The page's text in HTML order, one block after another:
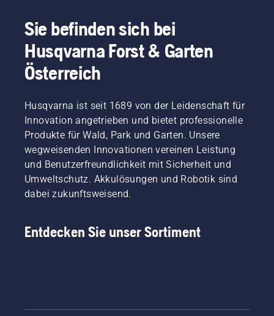
Sie befinden sich bei
Husqvarna Forst & Garten
Österreich
Husqvarna ist seit 1689 von der Leidenschaft für
Innovation angetrieben und bietet professionelle
Produkte für Wald, Park und Garten. Unsere
wegweisenden Innovationen vereinen Leistung
und Benutzerfreundlichkeit mit Sicherheit und
Umweltschutz. Akkulösungen und Robotik sind
dabei zukunftsweisend.
Entdecken Sie unser Sortiment